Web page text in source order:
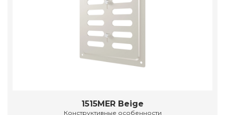
1515MER Beige
Конструктивные особенности